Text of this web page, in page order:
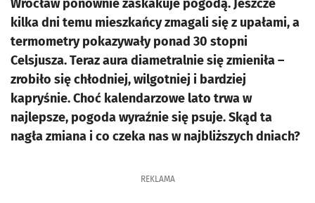
Wrocław ponownie zaskakuje pogodą. Jeszcze
kilka dni temu mieszkańcy zmagali się z upałami, a
termometry pokazywały ponad 30 stopni
Celsjusza. Teraz aura diametralnie się zmieniła –
zrobiło się chłodniej, wilgotniej i bardziej
kapryśnie. Choć kalendarzowe lato trwa w
najlepsze, pogoda wyraźnie się psuje. Skąd ta
nagła zmiana i co czeka nas w najbliższych dniach?
REKLAMA